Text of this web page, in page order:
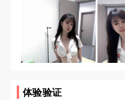
体验验证